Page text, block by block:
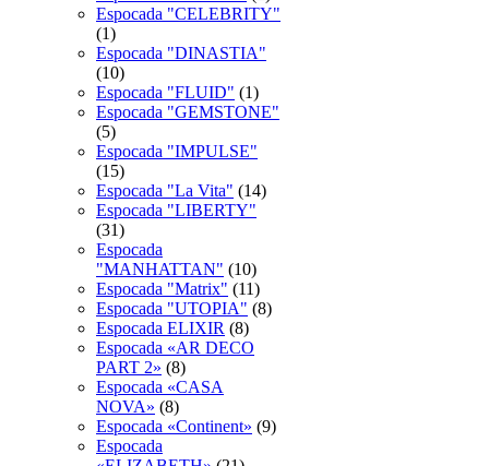
Espocada "CELEBRITY"
(1)
Espocada "DINASTIA"
(10)
Espocada "FLUID" (1)
Espocada "GEMSTONE"
(5)
Espocada "IMPULSE"
(15)
Espocada "La Vita" (14)
Espocada "LIBERTY"
(31)
Espocada
"MANHATTAN" (10)
Espocada "Matrix" (11)
Espocada "UTOPIA" (8)
Espocada ELIXIR (8)
Espocada «AR DECO
PART 2» (8)
Espocada «CASA
NOVA» (8)
Espocada «Continent» (9)
Espocada